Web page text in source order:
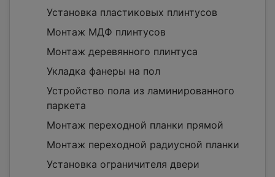
Установка пластиковых плинтусов
Монтаж МДФ плинтусов
Монтаж деревянного плинтуса
Укладка фанеры на пол
Устройство пола из ламинированного
паркета
Монтаж переходной планки прямой
Монтаж переходной радиусной планки
Установка ограничителя двери